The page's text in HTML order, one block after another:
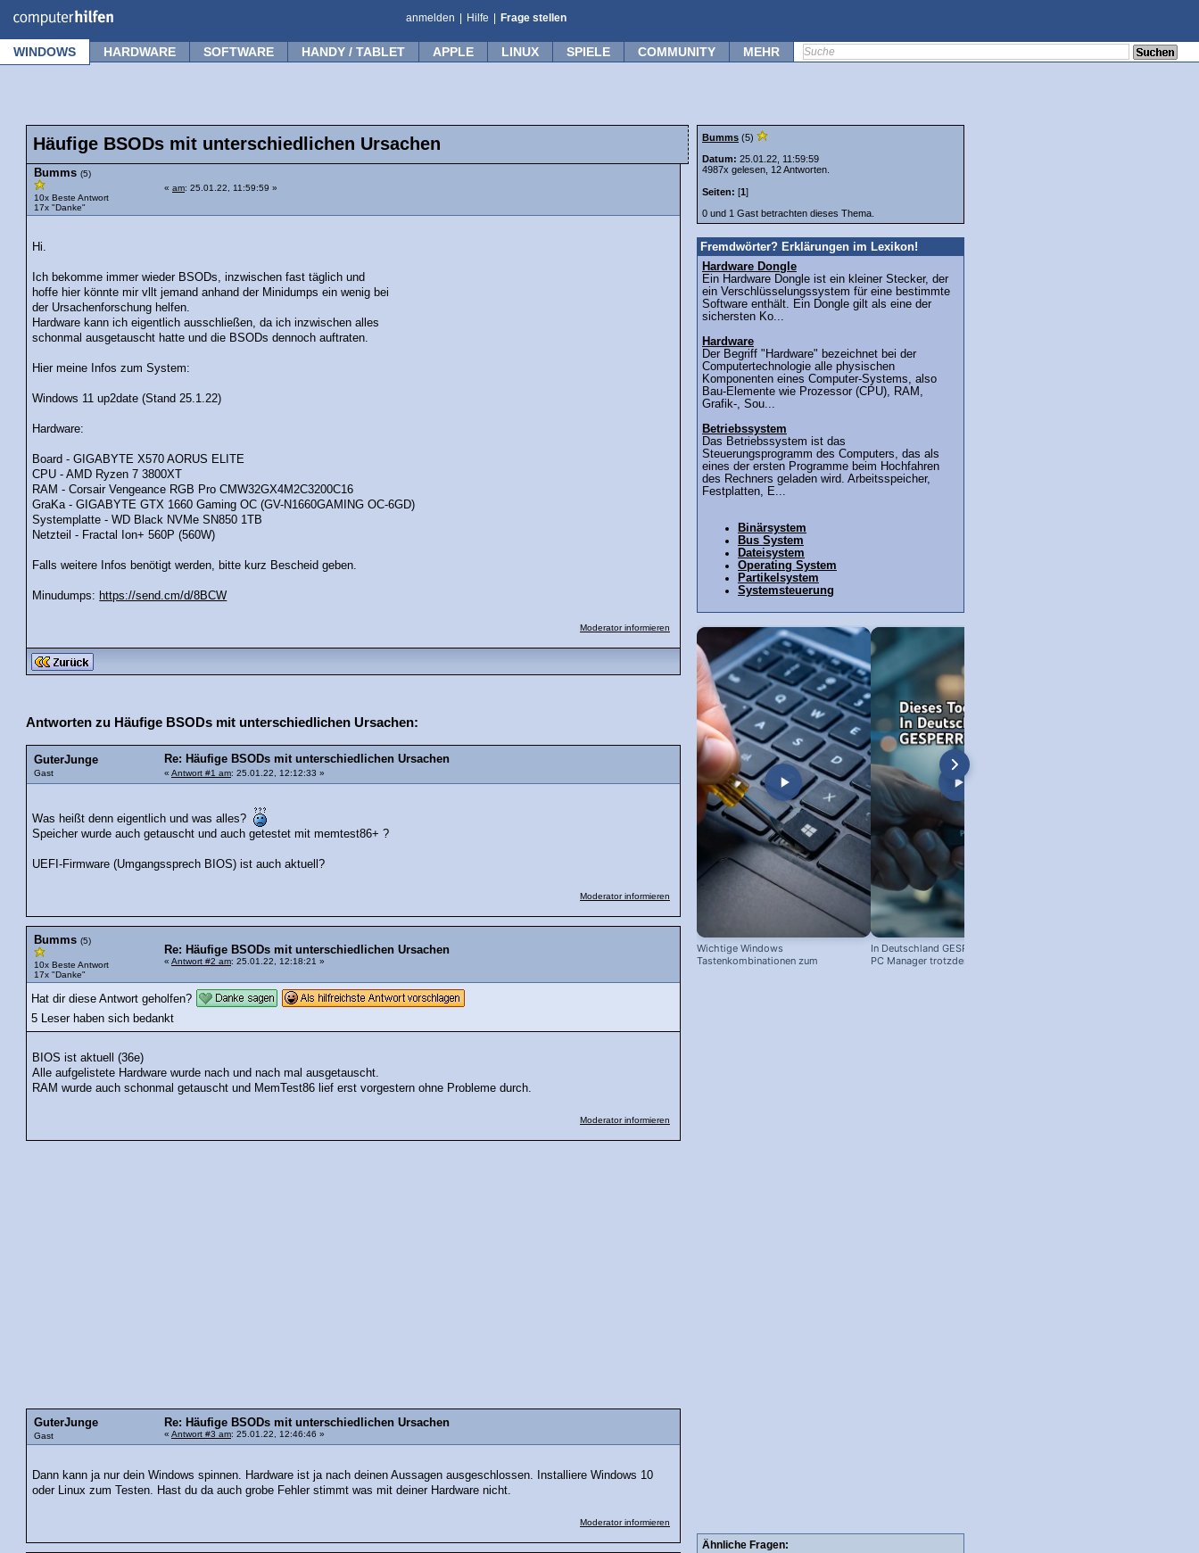
anmelden Hilfe Frage stellen
WINDOWS HARDWARE SOFTWARE HANDY / TABLET APPLE LINUX SPIELE COMMUNITY MEHR
Häufige BSODs mit unterschiedlichen Ursachen
Bumms (5)
10x Beste Antwort
17x "Danke"
« am: 25.01.22, 11:59:59 »
Hi.
Ich bekomme immer wieder BSODs, inzwischen fast täglich und
hoffe hier könnte mir vllt jemand anhand der Minidumps ein wenig bei
der Ursachenforschung helfen.
Hardware kann ich eigentlich ausschließen, da ich inzwischen alles
schonmal ausgetauscht hatte und die BSODs dennoch auftraten.
Hier meine Infos zum System:
Windows 11 up2date (Stand 25.1.22)
Hardware:
Board - GIGABYTE X570 AORUS ELITE
CPU - AMD Ryzen 7 3800XT
RAM - Corsair Vengeance RGB Pro CMW32GX4M2C3200C16
GraKa - GIGABYTE GTX 1660 Gaming OC (GV-N1660GAMING OC-6GD)
Systemplatte - WD Black NVMe SN850 1TB
Netzteil - Fractal Ion+ 560P (560W)
Falls weitere Infos benötigt werden, bitte kurz Bescheid geben.
Minudumps: https://send.cm/d/8BCW
Moderator informieren
Antworten zu Häufige BSODs mit unterschiedlichen Ursachen:
GuterJunge
Gast
Re: Häufige BSODs mit unterschiedlichen Ursachen
« Antwort #1 am: 25.01.22, 12:12:33 »
Was heißt denn eigentlich und was alles?
Speicher wurde auch getauscht und auch getestet mit memtest86+ ?
UEFI-Firmware (Umgangssprech BIOS) ist auch aktuell?
Moderator informieren
Bumms (5)
10x Beste Antwort
17x "Danke"
Re: Häufige BSODs mit unterschiedlichen Ursachen
« Antwort #2 am: 25.01.22, 12:18:21 »
Hat dir diese Antwort geholfen?
5 Leser haben sich bedankt
BIOS ist aktuell (36e)
Alle aufgelistete Hardware wurde nach und nach mal ausgetauscht.
RAM wurde auch schonmal getauscht und MemTest86 lief erst vorgestern ohne Probleme durch.
Moderator informieren
GuterJunge
Gast
Re: Häufige BSODs mit unterschiedlichen Ursachen
« Antwort #3 am: 25.01.22, 12:46:46 »
Dann kann ja nur dein Windows spinnen. Hardware ist ja nach deinen Aussagen ausgeschlossen. Installiere Windows 10
oder Linux zum Testen. Hast du da auch grobe Fehler stimmt was mit deiner Hardware nicht.
Moderator informieren
Bumms (5)
Datum: 25.01.22, 11:59:59
4987x gelesen, 12 Antworten.
Seiten: [1]
0 und 1 Gast betrachten dieses Thema.
Fremdwörter? Erklärungen im Lexikon!
Hardware Dongle
Ein Hardware Dongle ist ein kleiner Stecker, der
ein Verschlüsselungssystem für eine bestimmte
Software enthält. Ein Dongle gilt als eine der
sichersten Ko...
Hardware
Der Begriff "Hardware" bezeichnet bei der
Computertechnologie alle physischen
Komponenten eines Computer-Systems, also
Bau-Elemente wie Prozessor (CPU), RAM,
Grafik-, Sou...
Betriebssystem
Das Betriebssystem ist das
Steuerungsprogramm des Computers, das als
eines der ersten Programme beim Hochfahren
des Rechners geladen wird. Arbeitsspeicher,
Festplatten, E...
Binärsystem
Bus System
Dateisystem
Operating System
Partikelsystem
Systemsteuerung
Wichtige Windows
Tastenkombinationen zum
In Deutschland GESPERRT: Microsoft
PC Manager trotzdem installieren
Ähnliche Fragen: